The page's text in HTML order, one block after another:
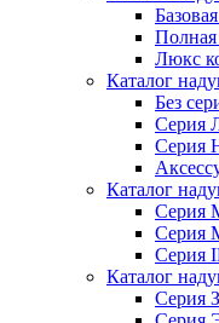
Полная
Люкс
Каталог
Без
Серия
Серия
Каталог
Серия
Серия
Серия
Каталог
Серия